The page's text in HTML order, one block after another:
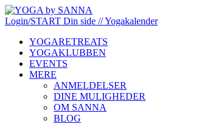
Login/START Din side // Yogakalender
YOGARETREATS
YOGAKLUBBEN
EVENTS
MERE
ANMELDELSER
DINE MULIGHEDER
OM SANNA
BLOG